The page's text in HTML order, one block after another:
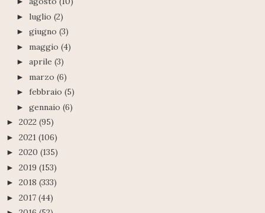
► luglio (2)
► giugno (3)
► maggio (4)
► aprile (3)
► marzo (6)
► febbraio (5)
► gennaio (6)
► 2022 (95)
► 2021 (106)
► 2020 (135)
► 2019 (153)
► 2018 (333)
► 2017 (44)